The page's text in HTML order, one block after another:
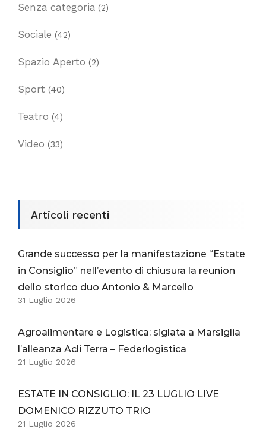
Senza categoria (2)
Sociale (42)
Spazio Aperto (2)
Sport (40)
Teatro (4)
Video (33)
Articoli recenti
Grande successo per la manifestazione “Estate
in Consiglio” nell’evento di chiusura la reunion
dello storico duo Antonio & Marcello
31 Luglio 2026
Agroalimentare e Logistica: siglata a Marsiglia
l’alleanza Acli Terra – Federlogistica
21 Luglio 2026
ESTATE IN CONSIGLIO: IL 23 LUGLIO LIVE
DOMENICO RIZZUTO TRIO
21 Luglio 2026